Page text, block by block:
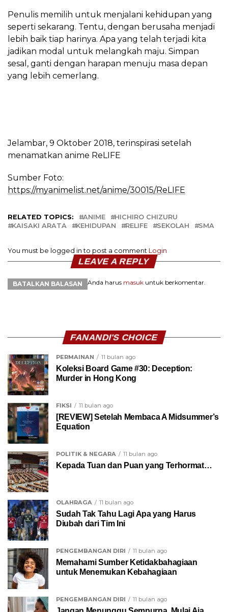
Penulis memilih untuk menjalani kehidupan yang
seperti sekarang. Tentu, dengan berusaha menjadi
lebih baik tiap harinya. Apa yang telah terjadi kita
jadikan modal untuk melangkah maju. Simpan
sesal, ganti dengan harapan menuju masa depan
yang lebih cemerlang.
Jelambar, 9 Oktober 2018, terinspirasi setelah
menamatkan anime ReLIFE
Sumber Foto:
https://myanimelist.net/anime/30015/ReLIFE
RELATED TOPICS: ANIME
HICHIRO CHIZURU
KAISAKI ARATA
KEHIDUPAN RELIFE SEKOLAH SMA
You must be logged in to post a comment Login
LEAVE A REPLY
BATALKAN BALASAN Anda harus masuk untuk berkomentar.
FANANDI'S CHOICE
PERMAINAN 11 bulan ago
Koleksi Board Game #30: Deception:
Murder in Hong Kong
FIKSI 11 bulan ago
[REVIEW] Setelah Membaca A Midsummer’s
Equation
POLITIK & NEGARA 11 bulan ago
Kepada Tuan dan Puan yang Terhormat…
OLAHRAGA 11 bulan ago
Sudah Tak Tahu Lagi Apa yang Harus
Diubah dari Tim Ini
PENGEMBANGAN DIRI 11 bulan ago
Memahami Sumber Ketidakbahagiaan
untuk Menemukan Kebahagiaan
PENGEMBANGAN DIRI 11 bulan ago